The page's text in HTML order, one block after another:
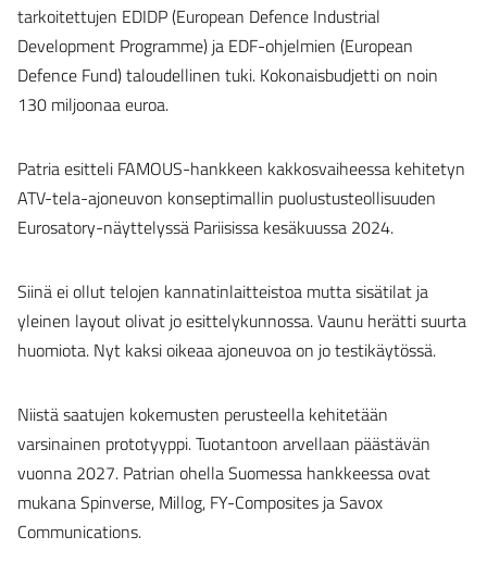
tarkoitettujen EDIDP (European Defence Industrial
Development Programme) ja EDF-ohjelmien (European
Defence Fund) taloudellinen tuki. Kokonaisbudjetti on noin
130 miljoonaa euroa.
Patria esitteli FAMOUS-hankkeen kakkosvaiheessa kehitetyn
ATV-tela-ajoneuvon konseptimallin puolustusteollisuuden
Eurosatory-näyttelyssä Pariisissa kesäkuussa 2024.
Siinä ei ollut telojen kannatinlaitteistoa mutta sisätilat ja
yleinen layout olivat jo esittelykunnossa. Vaunu herätti suurta
huomiota. Nyt kaksi oikeaa ajoneuvoa on jo testikäytössä.
Niistä saatujen kokemusten perusteella kehitetään
varsinainen prototyyppi. Tuotantoon arvellaan päästävän
vuonna 2027. Patrian ohella Suomessa hankkeessa ovat
mukana Spinverse, Millog, FY-Composites ja Savox
Communications.